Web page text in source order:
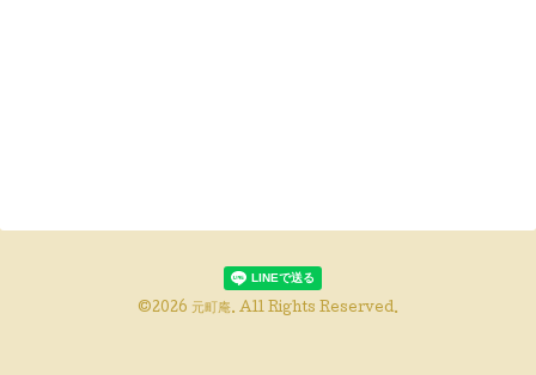
©2026 元町庵. All Rights Reserved.